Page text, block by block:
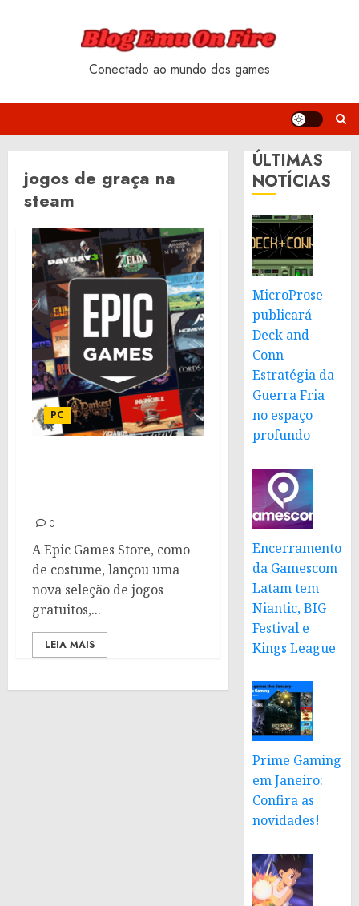
Conectado ao mundo dos games
jogos de graça na
steam
PC
0
A Epic Games Store, como
de costume, lançou uma
nova seleção de jogos
gratuitos,...
LEIA MAIS
ÚLTIMAS
NOTÍCIAS
MicroProse
publicará
Deck and
Conn –
Estratégia da
Guerra Fria
no espaço
profundo
Encerramento
da Gamescom
Latam tem
Niantic, BIG
Festival e
Kings League
Prime Gaming
em Janeiro:
Confira as
novidades!